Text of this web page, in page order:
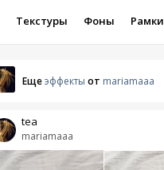
Текстуры Фоны Рамки
Ещеэффекты от mariamaaa
mariamaaa
tea